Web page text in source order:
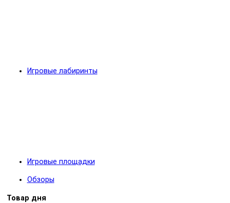
Игровые лабиринты
Игровые площадки
Обзоры
Товар дня